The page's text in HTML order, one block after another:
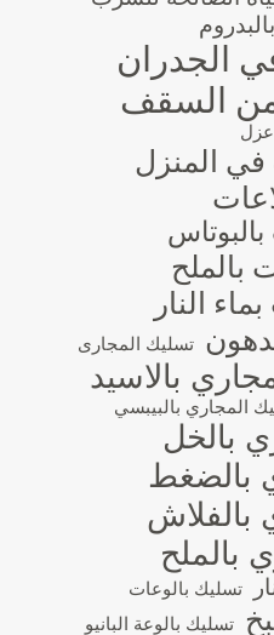
الجدران
من السقف
عزل
في المنزل
بالملح
النار
تسليك المجارى
بالاسيد
المجاري بالبيبسي
بالخل
بالضغط
بالفلاش
بالملح
تسليك بالوعات
تسليك بالوعة البانيو